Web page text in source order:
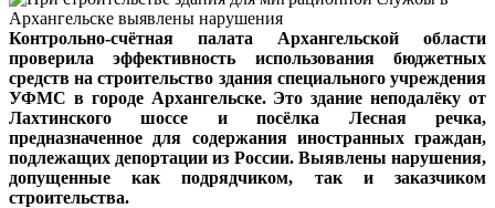
Контрольно-счётная палата Архангельской области
проверила эффективность использования бюджетных
средств на строительство здания специального учреждения
УФМС в городе Архангельске. Это здание неподалёку от
Лахтинского шоссе и посёлка Лесная речка,
предназначенное для содержания иностранных граждан,
подлежащих депортации из России. Выявлены нарушения,
допущенные как подрядчиком, так и заказчиком
строительства.